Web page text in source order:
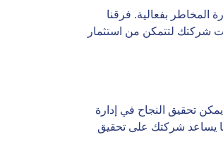
بفعالية. فرقنا
شركتك لتتمكن من استثمار
تحقيق النجاح في إدارة
يساعد شركتك على تحقيق